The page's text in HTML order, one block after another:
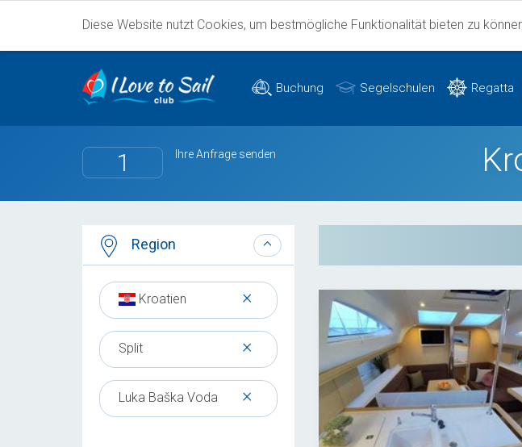
Diese Website nutzt Cookies, um bestmögliche Funktionalität bieten zu
Buchung Segelschulen Regatta
1 Ihre Anfrage senden
Region
×
Kroatien
×
Split
×
Luka Baška Voda